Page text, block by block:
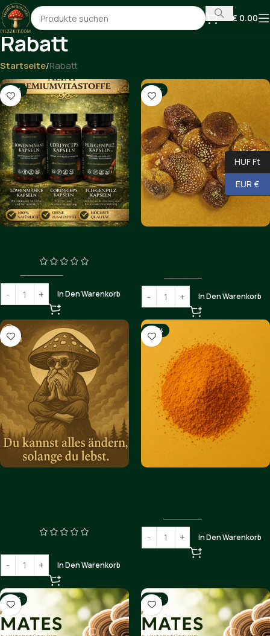
€ 0.00
Rabatt
Startseite Rabatt
-19%
€105.00
In Den Warenkorb
-12%
€85.00
In Den Warenkorb
In Den Warenkorb
-38%
€40.00
In Den Warenkorb
-14% -14%
HUF Ft
EUR €